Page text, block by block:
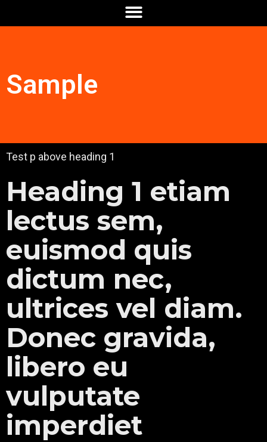
Sample
Test p above heading 1
Heading 1 etiam
lectus sem,
euismod quis
dictum nec,
ultrices vel diam.
Donec gravida,
libero eu
vulputate
imperdiet